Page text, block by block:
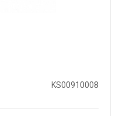
KS00910008